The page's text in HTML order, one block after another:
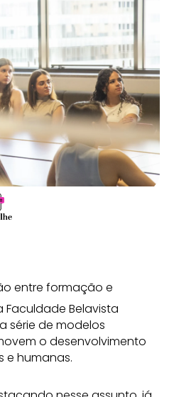
entre formação e
Belavista
série de modelos
o desenvolvimento
e humanas.